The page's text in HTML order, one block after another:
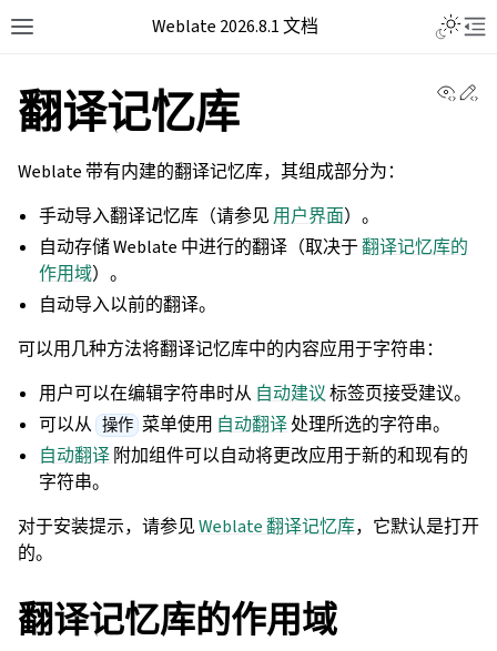
Weblate 2026.8.1 文档
翻译记忆库
Weblate 带有内建的翻译记忆库，其组成部分为：
手动导入翻译记忆库（请参见 用户界面）。
自动存储 Weblate 中进行的翻译（取决于翻译记忆库的
作用域）。
自动导入以前的翻译。
可以用几种方法将翻译记忆库中的内容应用于字符串：
用户可以在编辑字符串时从 自动建议标签页接受建议。
可以从 操作 菜单使用 自动翻译处理所选的字符串。
自动翻译 附加组件可以自动将更改应用于新的和现有的
字符串。
对于安装提示，请参见Weblate 翻译记忆库，它默认是打开
的。
翻译记忆库的作用域